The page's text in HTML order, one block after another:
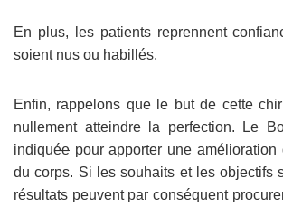
En plus, les patients reprennent
soient nus ou habillés.
Enfin, rappelons que le but de cette
nullement atteindre la perfection. Le
indiquée pour apporter une amélioration
du corps. Si les souhaits et les objectifs
résultats peuvent par conséquent